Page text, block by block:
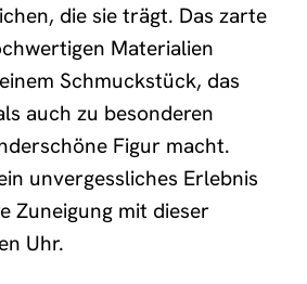
die sie trägt. Das zarte
Materialien
Schmuckstück, das
auch zu besonderen
Figur macht.
unvergessliches Erlebnis
Zuneigung mit dieser
Uhr.